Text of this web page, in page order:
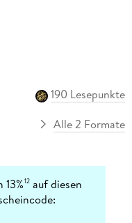
190 Lesepunkte
Alle 2 Formate
12 auf diesen